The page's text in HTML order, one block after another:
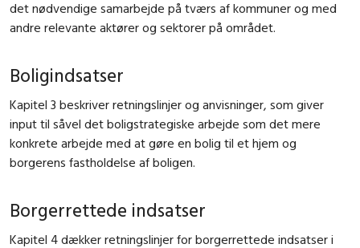
det nødvendige samarbejde på tværs af kommuner og med
andre relevante aktører og sektorer på området.
Boligindsatser
Kapitel 3 beskriver retningslinjer og anvisninger, som giver
input til såvel det boligstrategiske arbejde som det mere
konkrete arbejde med at gøre en bolig til et hjem og
borgerens fastholdelse af boligen.
Borgerrettede indsatser
Kapitel 4 dækker retningslinjer for borgerrettede indsatser i